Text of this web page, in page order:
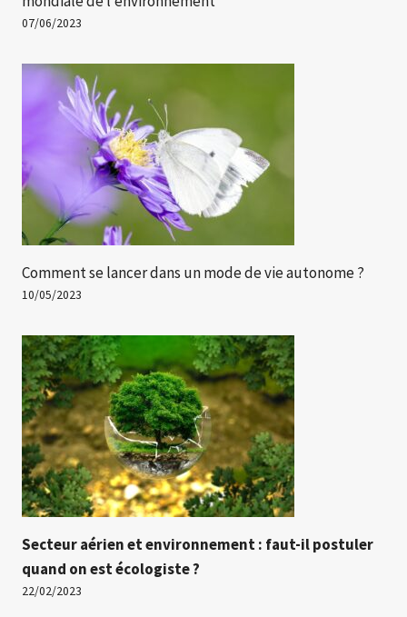
07/06/2023
Comment se lancer dans un mode de vie autonome ?
10/05/2023
Secteur aérien et environnement : faut-il postuler
quand on est écologiste ?
22/02/2023